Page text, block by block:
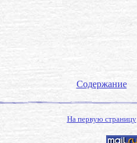
Содержание
На первую страницу